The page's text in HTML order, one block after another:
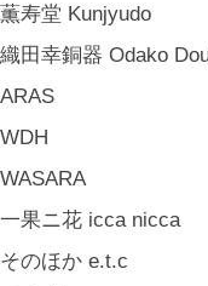
薫寿堂 Kunjyudo
織田幸銅器 Odako
ARAS
WDH
WASARA
一果ニ花 icca nicca
そのほか e.t.c